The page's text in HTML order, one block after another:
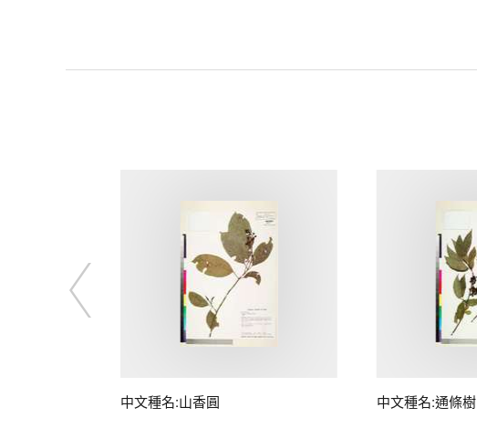
中文種名:山香圓 中文種名:通條樹